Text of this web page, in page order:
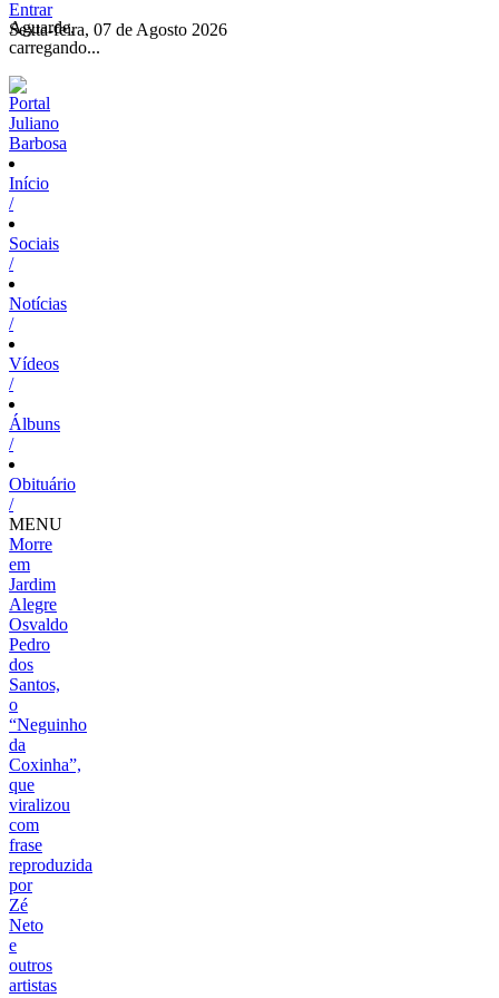
Aguarde,
carregando...
Entrar
Sexta-feira, 07 de Agosto 2026
Início
/
Sociais
/
Notícias
/
Vídeos
/
Álbuns
/
Obituário
/
MENU
Morre
em
Jardim
Alegre
Osvaldo
Pedro
dos
Santos,
o
“Neguinho
da
Coxinha”,
que
viralizou
com
frase
reproduzida
por
Zé
Neto
e
outros
artistas